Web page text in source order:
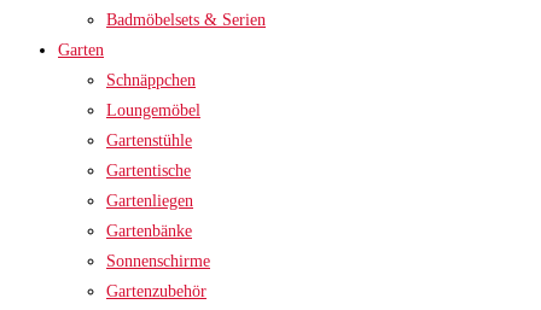
Badmöbelsets & Serien
Garten
Schnäppchen
Loungemöbel
Gartenstühle
Gartentische
Gartenliegen
Gartenbänke
Sonnenschirme
Gartenzubehör